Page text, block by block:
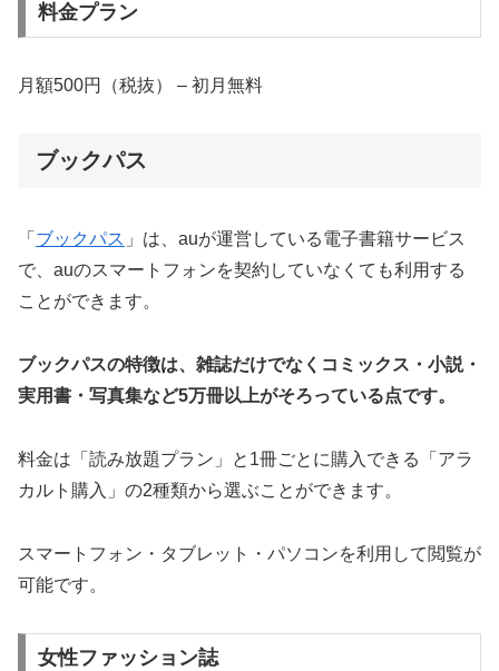
料金プラン
月額500円（税抜） – 初月無料
ブックパス
「 ブックパス 」は、auが運営している電子書籍サービス
で、auのスマートフォンを契約していなくても利用する
ことができます。
ブックパスの特徴は、雑誌だけでなくコミックス・小説・
実用書・写真集など5万冊以上がそろっている点です。
料金は「読み放題プラン」と1冊ごとに購入できる「アラ
カルト購入」の2種類から選ぶことができます。
スマートフォン・タブレット・パソコンを利用して閲覧が
可能です。
女性ファッション誌